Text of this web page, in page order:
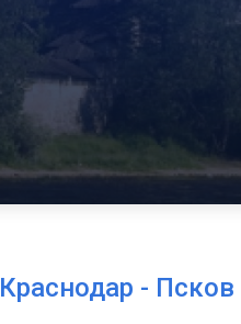
Краснодар - Псков